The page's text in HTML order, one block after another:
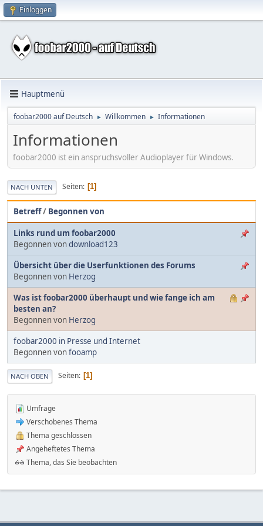
Einloggen
Hauptmenü
foobar2000 auf Deutsch ► Willkommen ► Informationen
Informationen
foobar2000 ist ein anspruchsvoller Audioplayer für Windows.
NACH UNTEN Seiten 1
Betreff/ Begonnen von
Links rund um foobar2000
Begonnen vondownload123
Übersicht über die Userfunktionen des Forums
Begonnen von Herzog
Was ist foobar2000 überhaupt und wie fange ich am
besten an?
Begonnen von Herzog
foobar2000 in Presse und Internet
Begonnen vonfooamp
NACH OBEN Seiten 1
Umfrage
Verschobenes Thema
Thema geschlossen
Angeheftetes Thema
Thema, das Sie beobachten